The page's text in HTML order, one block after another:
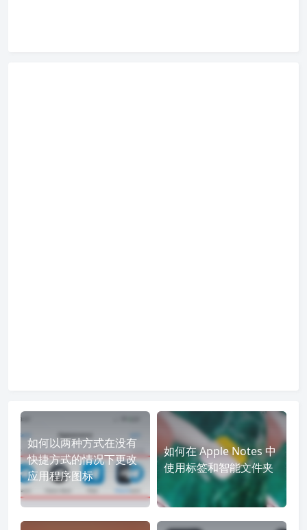
如何以两种方式在没有
快捷方式的情况下更改
应用程序图标
如何在 Apple Notes 中
使用标签和智能文件夹